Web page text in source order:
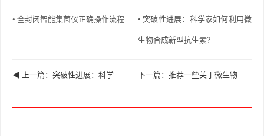
• 全封闭智能集菌仪正确操作流程 • 突破性进展：科学家如何利用微
生物合成新型抗生素？